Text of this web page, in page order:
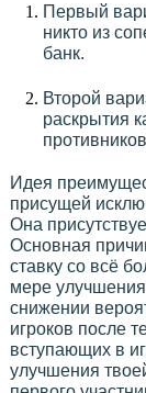
Первый
никто из
банк.
Второй
раскрытия
Идея
присущей
Она
Основная
ставку со всё
мере улучшения
снижении
игроков после
вступающих в
улучшения